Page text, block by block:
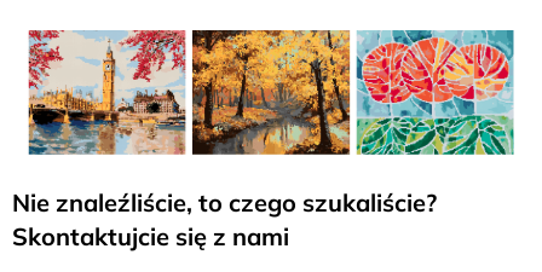
Nie znaleźliście, to czego szukaliście?
Skontaktujcie się z nami